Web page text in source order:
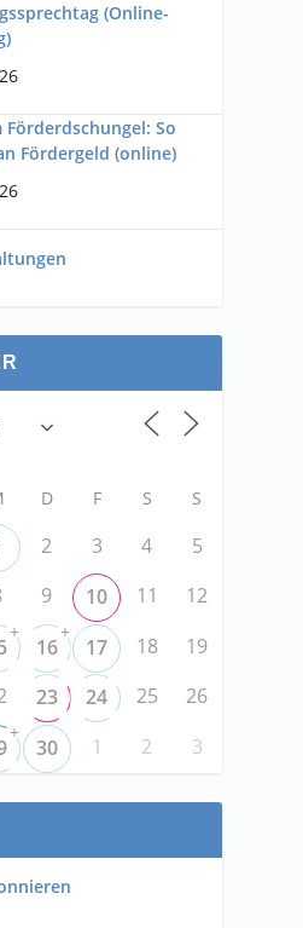
(Online-
So
Fördergeld (online)
D F S S
2 3 4
5
9 10 11
12
+
16
+
17 18
19
23 24 25
26
+
30 1 2 3